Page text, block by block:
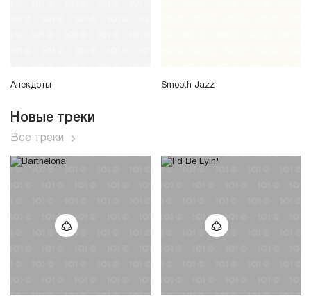
Анекдоты Smooth Jazz
Новые треки
Все треки